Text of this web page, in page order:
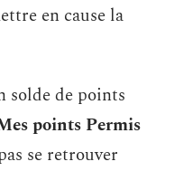
en cause la
solde de points
points Permis
se retrouver